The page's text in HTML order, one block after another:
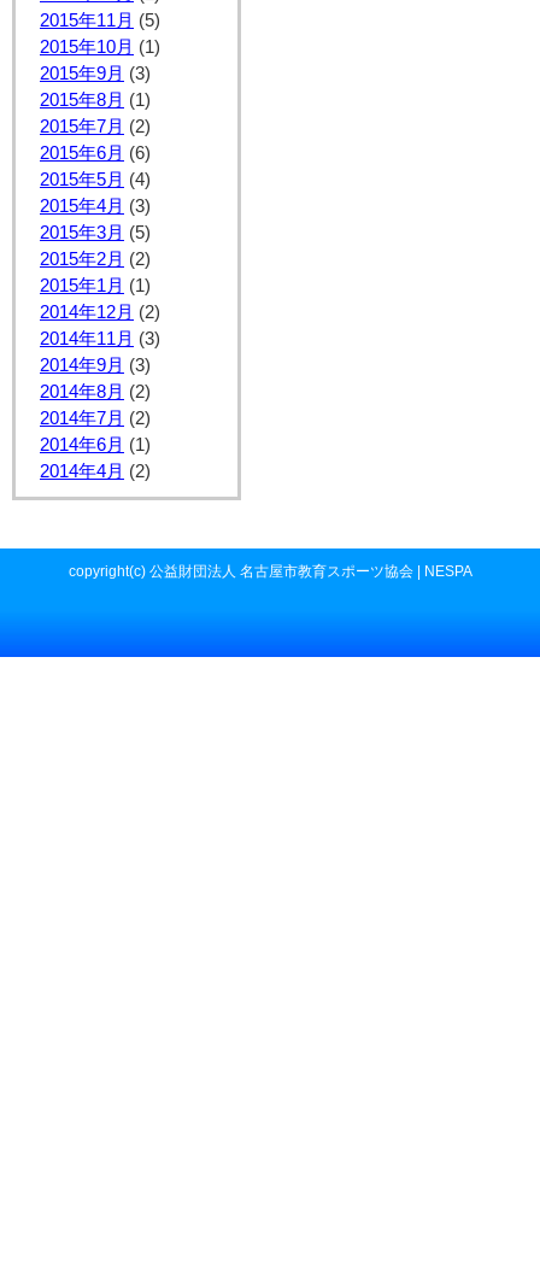
2015年11月 (5)
2015年10月 (1)
2015年9月 (3)
2015年8月 (1)
2015年7月 (2)
2015年6月 (6)
2015年5月 (4)
2015年4月 (3)
2015年3月 (5)
2015年2月 (2)
2015年1月 (1)
2014年12月 (2)
2014年11月 (3)
2014年9月 (3)
2014年8月 (2)
2014年7月 (2)
2014年6月 (1)
2014年4月 (2)
copyright(c) 公益財団法人 名古屋市教育スポーツ協会 | NESPA